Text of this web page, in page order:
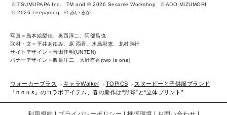
© TSUMUPAPA Inc.
TM and © 2026 Sesame Workshop
© ADO MIZUMORI
© 2026 Leejuyong
© みいるか
写真＝島本絵梨佳、奥西淳二、阿部昌也
取材・文＝平井あゆみ、原 西香、水島彩恵、北村康行
サイトデザイン＝音田佳明(UNTEN)
バナーデザイン＝飯泉洋二、大野有香(two is one)
ウォーカープラス キャラWalker TOPICS
スヌーピーと子供服ブランド
「n.o.u.s」のコラボアイテム、春の新作は“野球”と“立体プリント”